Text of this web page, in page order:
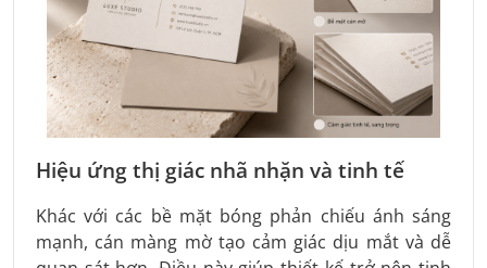
Hiệu ứng thị giác nhã nhặn và tinh tế
Khác với các bề mặt bóng phản chiếu ánh sáng
mạnh, cán màng mờ tạo cảm giác dịu mắt và dễ